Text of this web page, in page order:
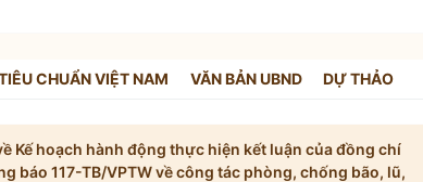
CHUẨN VIỆT NAM VĂN BẢN UBND DỰ THẢO
Kế hoạch hành động thực hiện kết luận của đồng chí
báo 117-TB/VPTW về công tác phòng, chống bão, lũ,